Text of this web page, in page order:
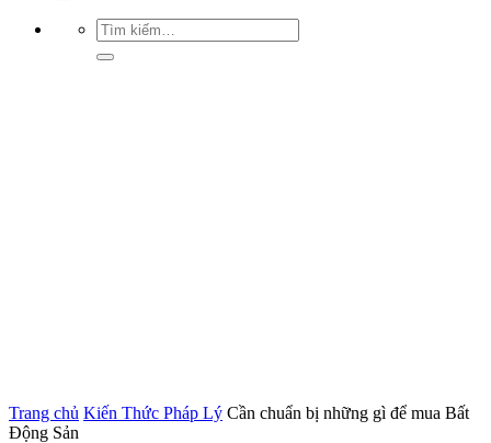
Trang chủ Kiến Thức Pháp Lý Cần chuẩn bị những gì để mua Bất
Động Sản